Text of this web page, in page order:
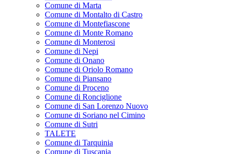
Comune di Marta
Comune di Montalto di Castro
Comune di Montefiascone
Comune di Monte Romano
Comune di Monterosi
Comune di Nepi
Comune di Onano
Comune di Oriolo Romano
Comune di Piansano
Comune di Proceno
Comune di Ronciglione
Comune di San Lorenzo Nuovo
Comune di Soriano nel Cimino
Comune di Sutri
TALETE
Comune di Tarquinia
Comune di Tuscania